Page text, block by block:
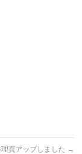
頁アップしました →